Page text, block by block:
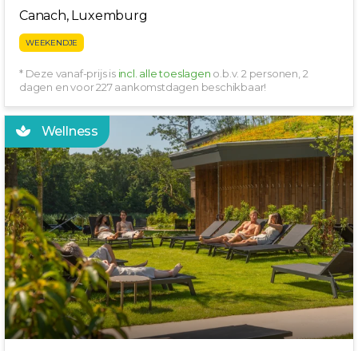
Canach, Luxemburg
WEEKENDJE
* Deze vanaf-prijs is incl. alle toeslagen o.b.v. 2 personen, 2
dagen en voor 227 aankomstdagen beschikbaar!
Wellness
WELLNESS DEAL!